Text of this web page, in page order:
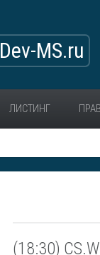
Dev-MS.ru
ЛИСТИНГ
(18:30)